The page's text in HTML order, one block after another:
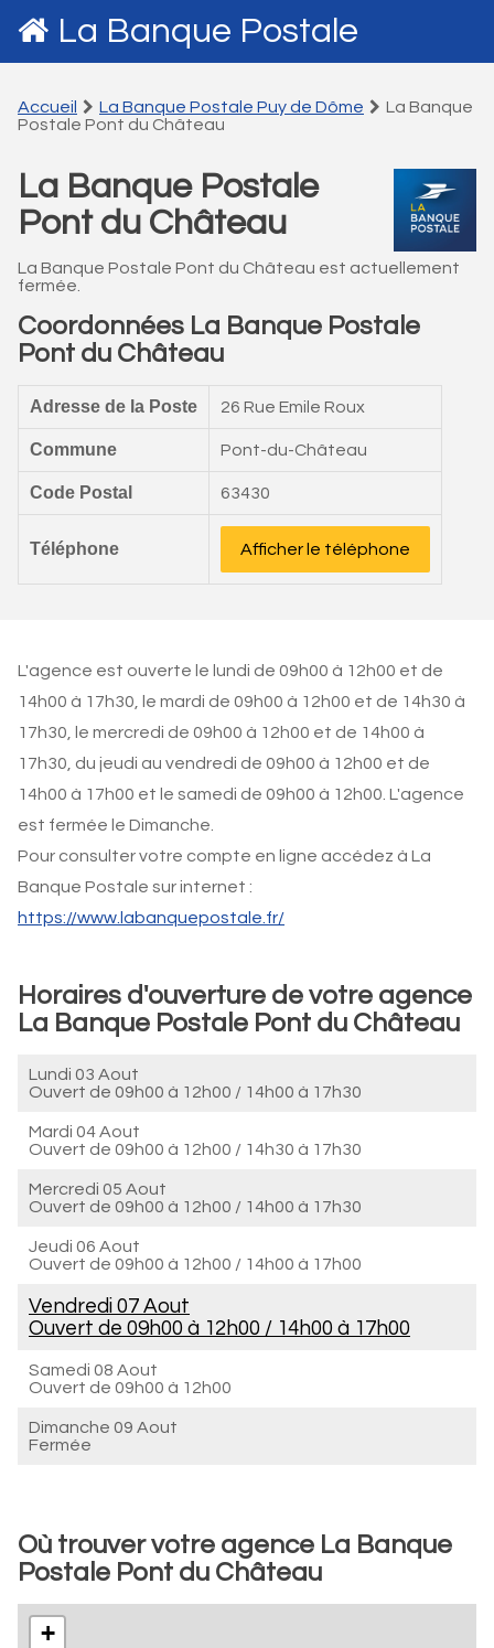
La Banque Postale
Accueil La Banque Postale Puy de Dôme
La Banque
Postale Pont du Château
La Banque Postale
Pont du Château
La Banque Postale Pont du Château est actuellement
fermée.
Coordonnées La Banque Postale
Pont du Château
Adresse de la Poste 26 Rue Emile Roux
Commune Pont-du-Château
Code Postal 63430
Téléphone Afficher le téléphone
L'agence est ouverte le lundi de 09h00 à 12h00 et de
14h00 à 17h30, le mardi de 09h00 à 12h00 et de 14h30 à
17h30, le mercredi de 09h00 à 12h00 et de 14h00 à
17h30, du jeudi au vendredi de 09h00 à 12h00 et de
14h00 à 17h00 et le samedi de 09h00 à 12h00. L'agence
est fermée le Dimanche.
Pour consulter votre compte en ligne accédez à La
Banque Postale sur internet :
https://www.labanquepostale.fr/
Horaires d'ouverture de votre agence
La Banque Postale Pont du Château
Lundi 03 Aout
Ouvert de 09h00 à 12h00 / 14h00 à 17h30
Mardi 04 Aout
Ouvert de 09h00 à 12h00 / 14h30 à 17h30
Mercredi 05 Aout
Ouvert de 09h00 à 12h00 / 14h00 à 17h30
Jeudi 06 Aout
Ouvert de 09h00 à 12h00 / 14h00 à 17h00
Vendredi 07 Aout
Ouvert de 09h00 à 12h00 / 14h00 à 17h00
Samedi 08 Aout
Ouvert de 09h00 à 12h00
Dimanche 09 Aout
Fermée
Où trouver votre agence La Banque
Postale Pont du Château
+